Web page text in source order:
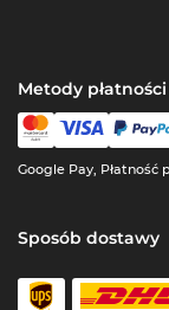
Metody płatności
Google Pay,
Sposób dostawy